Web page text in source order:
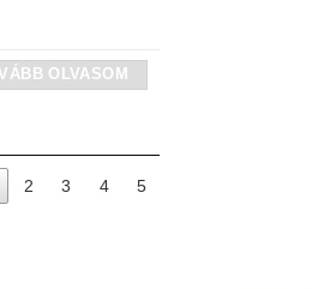
OLVASOM
2 3 4 5